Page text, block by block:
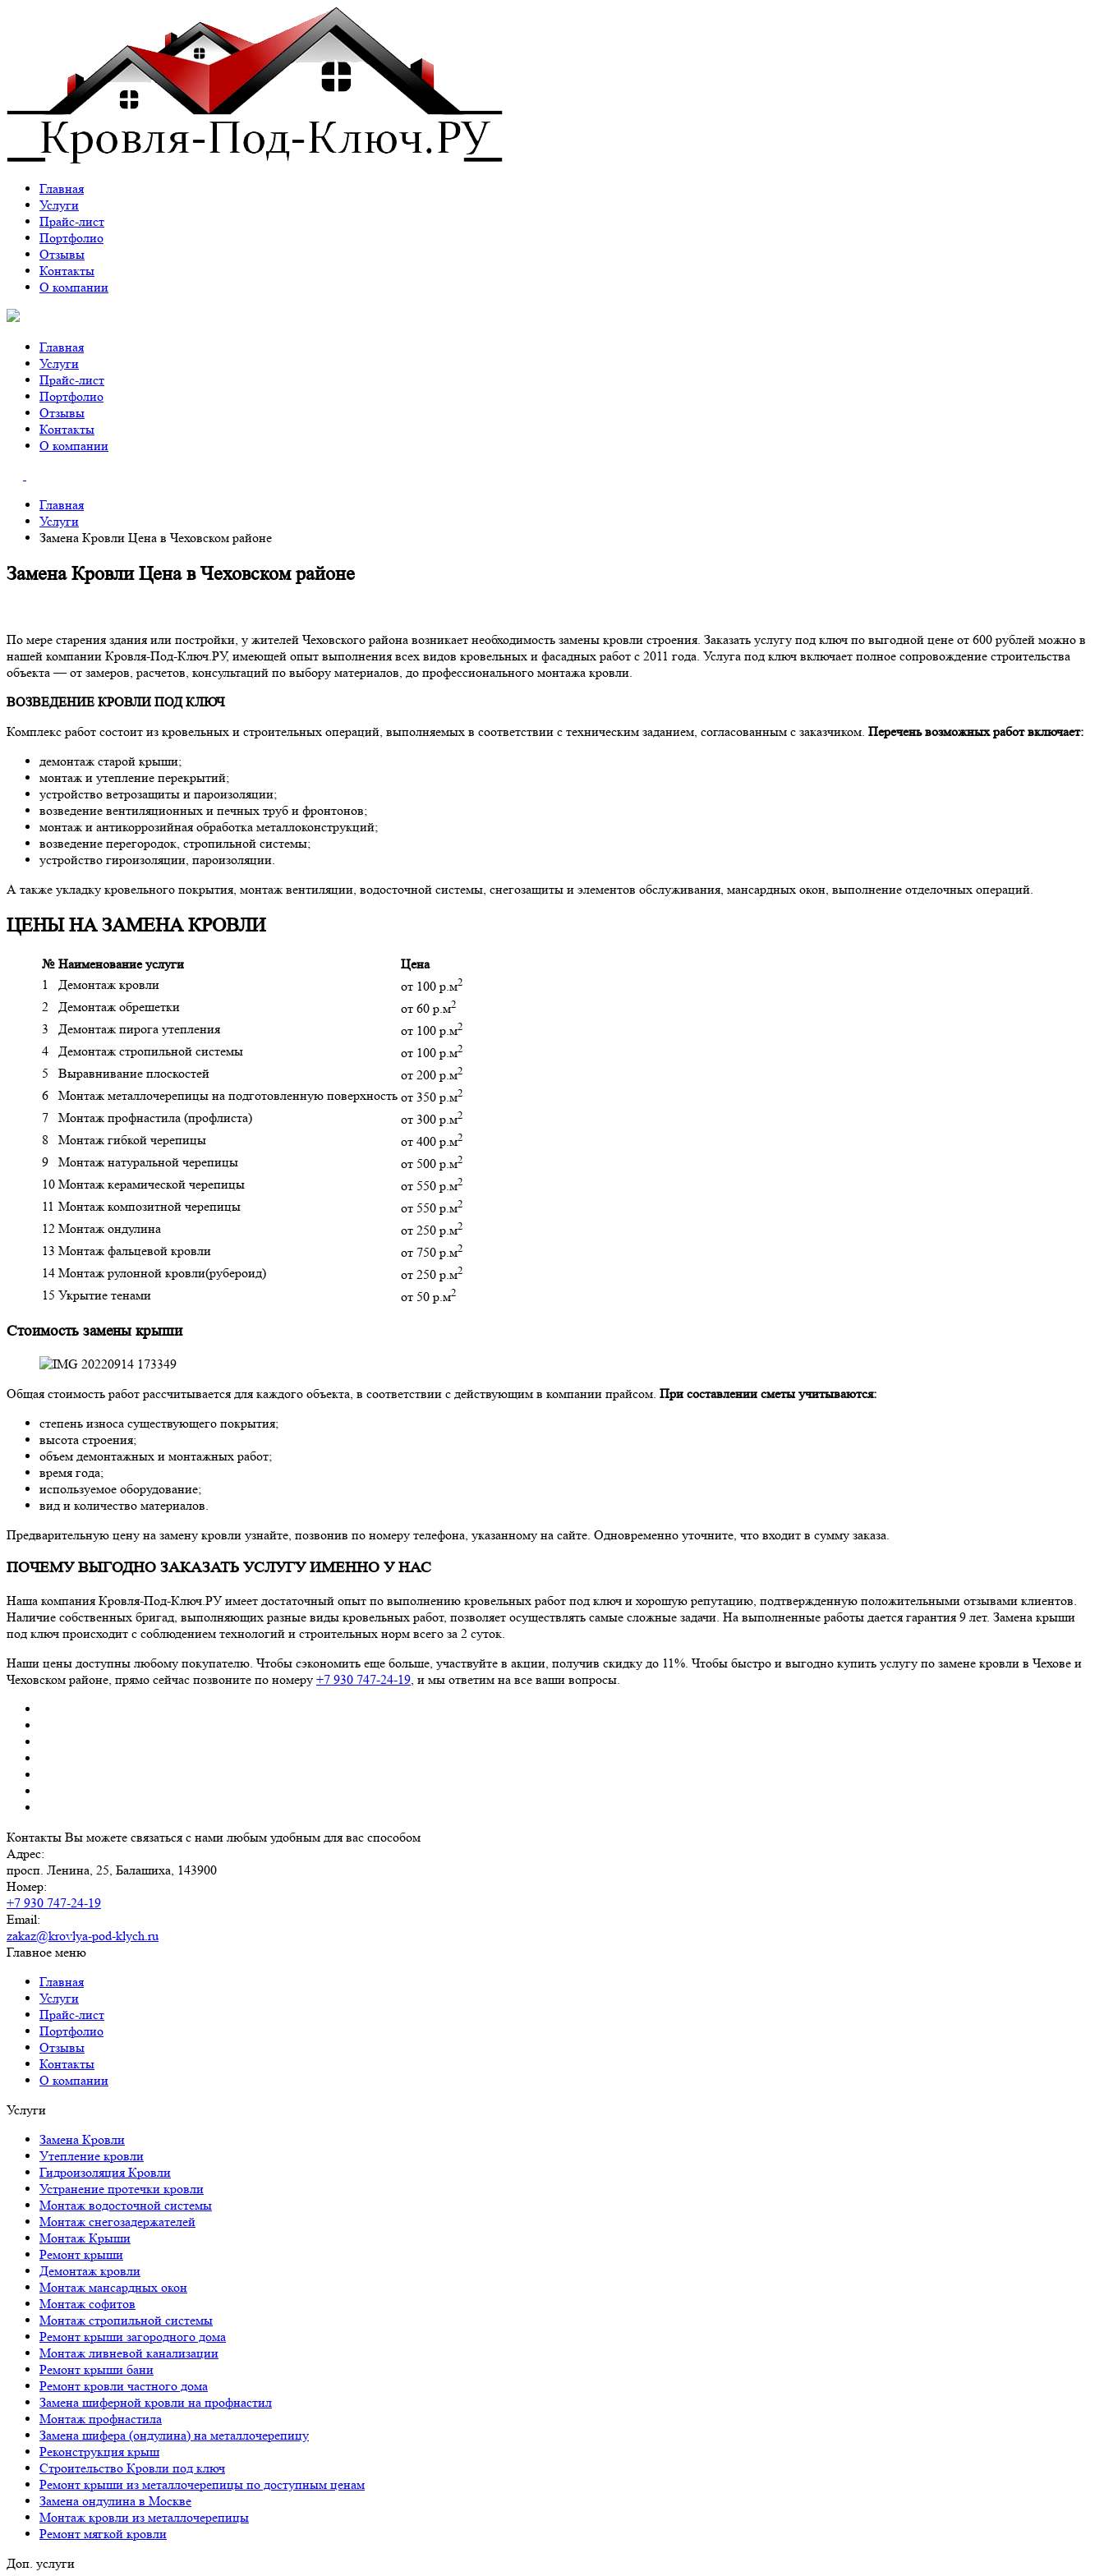
Главная
Услуги
Прайс-лист
Портфолио
Отзывы
Контакты
О компании
Главная
Услуги
Прайс-лист
Портфолио
Отзывы
Контакты
О компании
Главная
Услуги
Замена Кровли Цена в Чеховском районе
Замена Кровли Цена в Чеховском районе
По мере старения здания или постройки, у жителей Чеховского района возникает необходимость замены кровли строения. Заказать услугу под ключ по выгодной цене от 600 рублей можно в
нашей компании Кровля-Под-Ключ.РУ, имеющей опыт выполнения всех видов кровельных и фасадных работ с 2011 года. Услуга под ключ включает полное сопровождение строительства
объекта — от замеров, расчетов, консультаций по выбору материалов, до профессионального монтажа кровли.
ВОЗВЕДЕНИЕ КРОВЛИ ПОД КЛЮЧ
Комплекс работ состоит из кровельных и строительных операций, выполняемых в соответствии с техническим заданием, согласованным с заказчиком. Перечень возможных работ включает:
демонтаж старой крыши;
монтаж и утепление перекрытий;
устройство ветрозащиты и пароизоляции;
возведение вентиляционных и печных труб и фронтонов;
монтаж и антикоррозийная обработка металлоконструкций;
возведение перегородок, стропильной системы;
устройство гироизоляции, пароизоляции.
А также укладку кровельного покрытия, монтаж вентиляции, водосточной системы, снегозащиты и элементов обслуживания, мансардных окон, выполнение отделочных операций.
ЦЕНЫ НА ЗАМЕНА КРОВЛИ
№ Наименование услуги
Цена
1
Демонтаж кровли от 100 р.м2
2 Демонтаж обрешетки от 60 р.м2
3 Демонтаж пирога утепления от 100 р.м2
4 Демонтаж стропильной системы от 100 р.м2
5 Выравнивание плоскостей от 200 р.м2
6 Монтаж металлочерепицы на подготовленную поверхность от 350 р.м2
7 Монтаж профнастила (профлиста) от 300 р.м2
8 Монтаж гибкой черепицы от 400 р.м2
9 Монтаж натуральной черепицы от 500 р.м2
10 Монтаж керамической черепицы от 550 р.м2
11 Монтаж композитной черепицы от 550 р.м2
12 Монтаж ондулина от 250 р.м2
13 Монтаж фальцевой кровли от 750 р.м2
14 Монтаж рулонной кровли(рубероид) от 250 р.м2
15 Укрытие тенами от 50 р.м2
Стоимость замены крыши
Общая стоимость работ рассчитывается для каждого объекта, в соответствии с действующим в компании прайсом. При составлении сметы учитываются:
степень износа существующего покрытия;
высота строения;
объем демонтажных и монтажных работ;
время года;
используемое оборудование;
вид и количество материалов.
Предварительную цену на замену кровли узнайте, позвонив по номеру телефона, указанному на сайте. Одновременно уточните, что входит в сумму заказа.
ПОЧЕМУ ВЫГОДНО ЗАКАЗАТЬ УСЛУГУ ИМЕННО У НАС
Наша компания Кровля-Под-Ключ.РУ имеет достаточный опыт по выполнению кровельных работ под ключ и хорошую репутацию, подтвержденную положительными отзывами клиентов.
Наличие собственных бригад, выполняющих разные виды кровельных работ, позволяет осуществлять самые сложные задачи. На выполненные работы дается гарантия 9 лет. Замена крыши
под ключ происходит с соблюдением технологий и строительных норм всего за 2 суток.
Наши цены доступны любому покупателю. Чтобы сэкономить еще больше, участвуйте в акции, получив скидку до 11%. Чтобы быстро и выгодно купить услугу по замене кровли в Чехове и
Чеховском районе, прямо сейчас позвоните по номеру +7 930 747-24-19 , и мы ответим на все ваши вопросы.
Контакты Вы можете связаться с нами любым удобным для вас способом
Адрес:
просп. Ленина, 25, Балашиха, 143900
Номер:
+7 930 747-24-19
Email:
zakaz@krovlya-pod-klych.ru
Главное меню
Главная
Услуги
Прайс-лист
Портфолио
Отзывы
Контакты
О компании
Услуги
Замена Кровли
Утепление кровли
Гидроизоляция Кровли
Устранение протечки кровли
Монтаж водосточной системы
Монтаж снегозадержателей
Монтаж Крыши
Ремонт крыши
Демонтаж кровли
Монтаж мансардных окон
Монтаж софитов
Монтаж стропильной системы
Ремонт крыши загородного дома
Монтаж ливневой канализации
Ремонт крыши бани
Ремонт кровли частного дома
Замена шиферной кровли на профнастил
Монтаж профнастила
Замена шифера (ондулина) на металлочерепицу
Реконструкция крыш
Строительство Кровли под ключ
Ремонт крыши из металлочерепицы по доступным ценам
Замена ондулина в Москве
Монтаж кровли из металлочерепицы
Ремонт мягкой кровли
Доп. услуги